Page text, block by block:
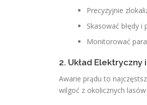
Precyzyjnie
Skasować błędy
Monitorować
2. Układ Elektryczny
Awarie prądu to
wilgoć z okolicznych